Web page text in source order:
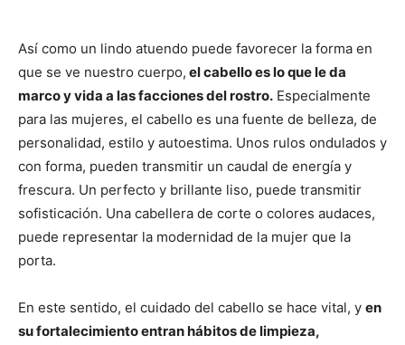
Así como un lindo atuendo puede favorecer la forma en
que se ve nuestro cuerpo, el cabello es lo que le da
marco y vida a las facciones del rostro. Especialmente
para las mujeres, el cabello es una fuente de belleza, de
personalidad, estilo y autoestima. Unos rulos ondulados y
con forma, pueden transmitir un caudal de energía y
frescura. Un perfecto y brillante liso, puede transmitir
sofisticación. Una cabellera de corte o colores audaces,
puede representar la modernidad de la mujer que la
porta.
En este sentido, el cuidado del cabello se hace vital, y en
su fortalecimiento entran hábitos de limpieza,